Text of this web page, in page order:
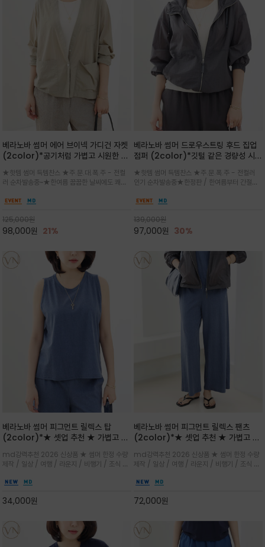
베라노바 썸머 에어 브이넥 가디건 자켓
(2color)*공기처럼 가볍고 시원한 나
브이넥 디자인이라 부담없이 쓱쓱~걸치
는 꾸안꾸!!가볍고 바스락한 나일론 블렌
드 소재감이 세련된 무드를 더해주는 가
★핫템 썸머 득템찬스 ★주.문.대.폭.주 - 전컬
러 순차발송중~★한여름 꿉꿉한 날씨에도 쾌적
일 자켓은 가벼운 무게감과 방수성 덕분에 여름
등과 밸런스를 맞춥니다
125,000원
98,000원 21%
베라노바 썸머 드로우스트링 후드 집업
점퍼 (2color)*깃털 같은 경량성 시원
(Volume Fit)가볍지만 입체적인 실
루엣을 유지하는 구조적 디자인
★핫템 썸머 득템찬스 ★주.문.폭.주 - 전컬러
인기 순차발송중★한정판 / 한여름부터 간절기
단 스토퍼 디테일로 핏 조절이 가능해 실용적/바
가볍게 비치는 세련된후드
139,000원
97,000원 30%
베라노바 썸머 피그먼트 릴렉스 탑
(2color)*★ 셋업 추천 ★ 가볍고 부
튼 소재로 완성
md강력추천 2026 신상품 ★ 썸머 한정 수량
제작 / 일상 / 여행 / 라운지 / 비행기 / 조식 /
그먼트로 제작되어 편하고 가볍게 후회없으실 아
34,000원
베라노바 썸머 피그먼트 릴렉스 팬츠
(2color)*★ 셋업 추천 ★ 가볍고 부
튼 소재로 완성
md강력추천 2026 신상품 ★ 썸머 한정 수량
제작 / 일상 / 여행 / 라운지 / 비행기 / 조식 /
그먼트로 제작되어 편하고 가볍게 후회없으실 아
72,000원